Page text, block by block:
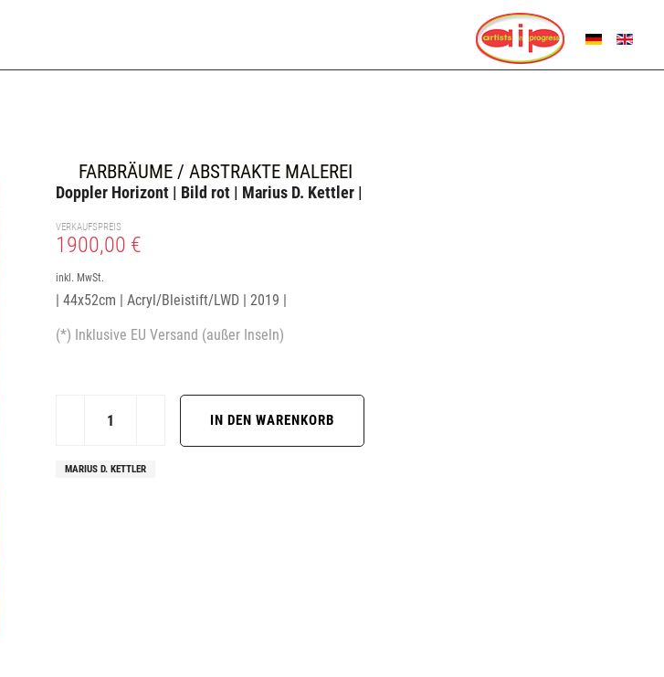
SPRACHE
FARBRÄUME / ABSTRAKTE MALEREI
Doppler Horizont | Bild rot | Marius D. Kettler |
VERKAUFSPREIS
1900,00 €
inkl. MwSt.
| 44x52cm | Acryl/Bleistift/LWD | 2019 |
(*) Inklusive EU Versand (außer Inseln)
MARIUS D. KETTLER